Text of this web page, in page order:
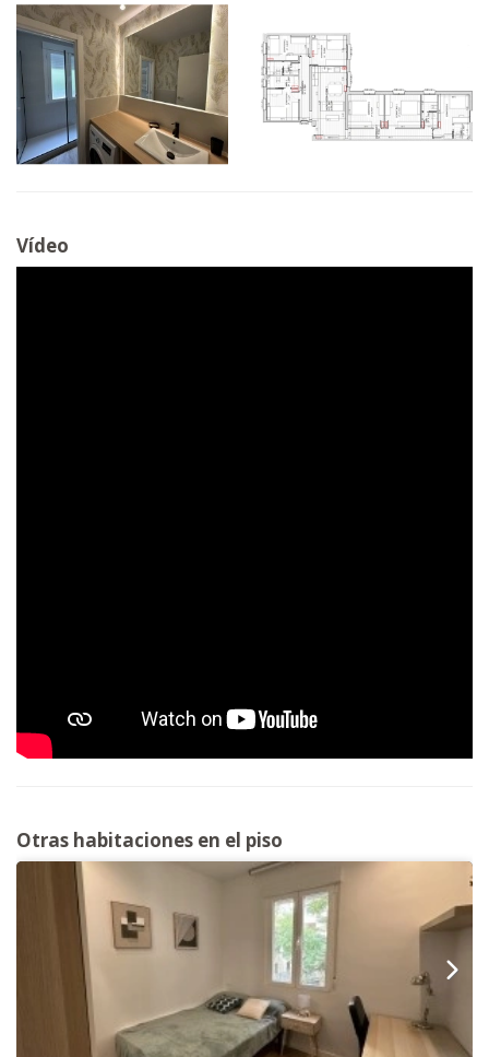
Vídeo
Otras habitaciones en el piso